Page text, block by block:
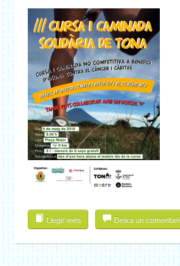
Llegir més Deixa un comentari